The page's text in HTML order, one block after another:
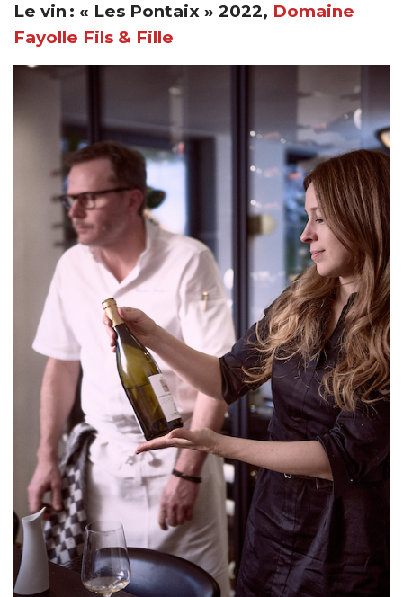
Le vin : « Les Pontaix » 2022, Domaine
Fayolle Fils & Fille